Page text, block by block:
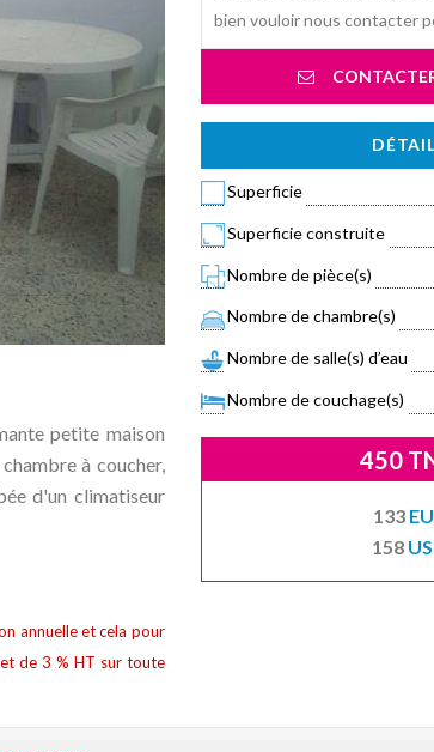
petite maison
à coucher,
d'un climatiseur
annuelle et cela pour
de 3 % HT sur toute
bien vouloir nous contacter
Superficie
Superficie construite
Nombre de pièce(s)
Nombre de chambre(s)
Nombre de salle(s) d’eau
Nombre de couchage(s)
450
133
158